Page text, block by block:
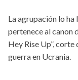
La agrupación lo ha
pertenece al canon
Hey Rise Up”,
guerra en Ucrania.